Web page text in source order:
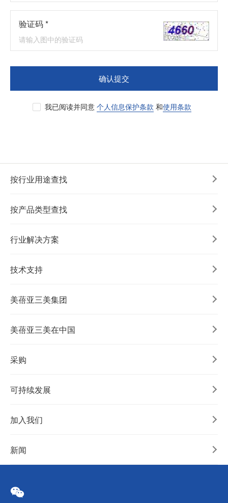
验证码 *
确认提交
我已阅读并同意 个人信息保护条款 和使用条款
按行业用途查找
按产品类型查找
行业解决方案
技术支持
美蓓亚三美集团
美蓓亚三美在中国
采购
可持续发展
加入我们
新闻